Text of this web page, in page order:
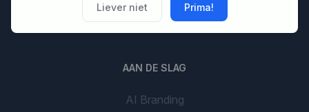
Bedrijfsnaam
AAN DE SLAG
AI Branding
Liever niet Prima!